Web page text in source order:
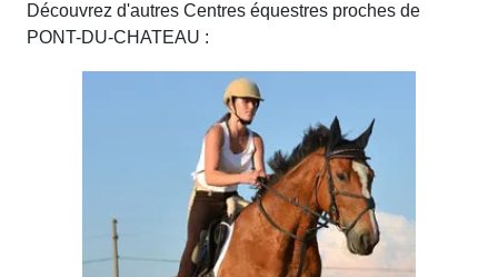
Découvrez d'autres Centres équestres proches de
PONT-DU-CHATEAU :